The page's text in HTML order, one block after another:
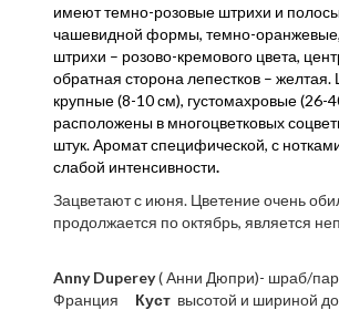
имеют темно-розовые штрихи и
чашевидной формы, темно-
штрихи – розово-кремового цвета,
обратная сторона лепестков – желтая.
крупные (8-10 см), густомахровые (26-
расположены в многоцветковых
штук. Аромат специфической, с
слабой интенсивности.
Зацветают с июня. Цветение очень
продолжается по октябрь, является
Anny Duperey( Анни Дюпри)- шраб/
Франция
Куст высотой и шириной